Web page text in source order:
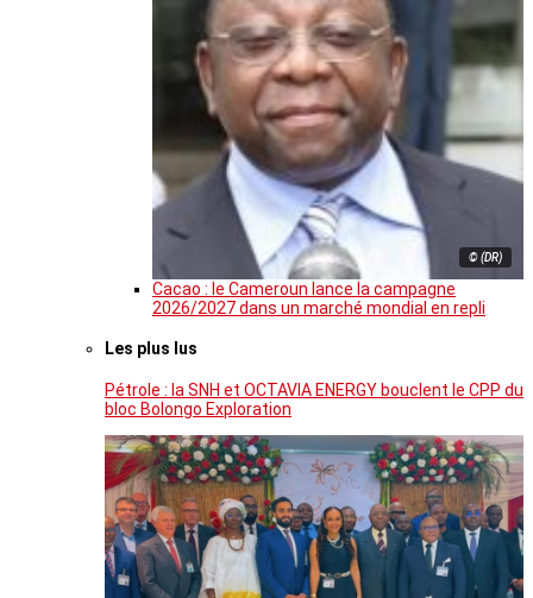
© (DR)
Cacao : le Cameroun lance la campagne
2026/2027 dans un marché mondial en repli
Les plus lus
Pétrole : la SNH et OCTAVIA ENERGY bouclent le CPP du
bloc Bolongo Exploration